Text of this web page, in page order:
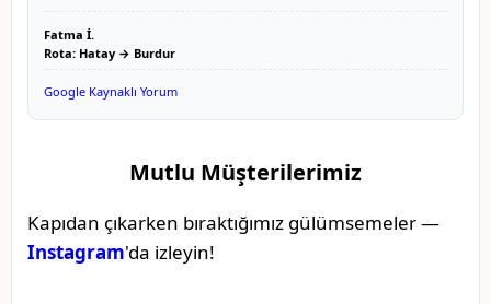
Fatma İ.
Rota: Hatay → Burdur
Google Kaynaklı Yorum
Mutlu Müşterilerimiz
Kapıdan çıkarken bıraktığımız gülümsemeler —
Instagram'da izleyin!